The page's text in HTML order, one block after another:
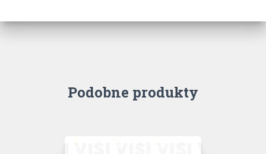
Podobne produkty